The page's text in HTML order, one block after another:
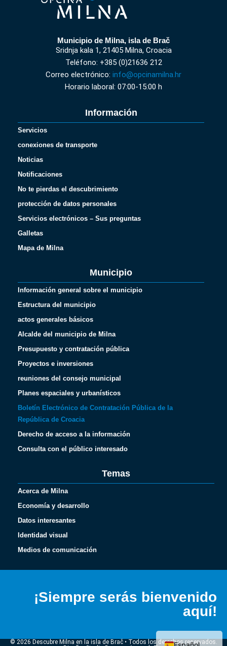
Municipio de Milna, isla de Brač
Sridnja kala 1, 21405 Milna, Croacia
Teléfono: +385 (0)21636 212
Correo electrónico: info@opcinamilna.hr
Horario laboral: 07:00-15:00 h
Información
Servicios
conexiones de transporte
Noticias
Notificaciones
No te pierdas el descubrimiento
protección de datos personales
Servicios electrónicos – Sus preguntas
Galletas
Mapa de Milna
Municipio
Información general sobre el municipio
Estructura del municipio
actos generales básicos
Alcalde del municipio de Milna
Presupuesto y contratación pública
Proyectos e inversiones
reuniones del consejo municipal
Planes espaciales y urbanísticos
Boletín Electrónico de Contratación Pública de la
República de Croacia
Derecho de acceso a la información
Consulta con el público interesado
Temas
Acerca de Milna
Economía y desarrollo
Datos interesantes
Identidad visual
Medios de comunicación
¡Siempre serás bienvenido
aquí!
© 2026 Descubre Milna en la isla de Brač • Todos los derechos reservados.
English (UK)
Deutsch